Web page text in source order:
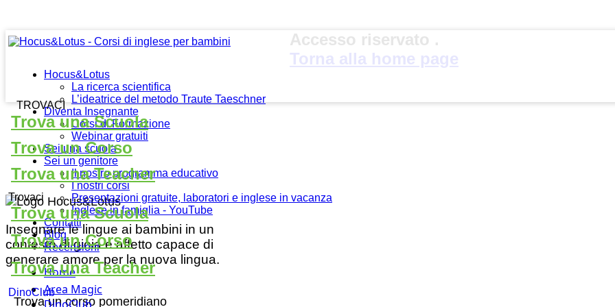
Hocus&Lotus
La ricerca scientifica
L’ideatrice del metodo Traute Taeschner
Diventa Insegnante
Corsi di Formazione
Webinar gratuiti
Sei una scuola
Sei un genitore
Il nostro programma educativo
I nostri corsi
Presentazioni gratuite, laboratori e inglese in vacanza
Inglese in famiglia - YouTube
Contatti
Blog
Recensioni
Home
Area Magic
TROVACI
Trova una Scuola
Trova un Corso
Trova una Teacher
Trovaci
Trova una Scuola
Trova un Corso
Trova una Teacher
DinoClub
Accesso riservato .
Torna alla home page
Insegnare le lingue ai bambini in un
contesto di gioia e affetto capace di
generare amore per la nuova lingua.
Trova un corso pomeridiano